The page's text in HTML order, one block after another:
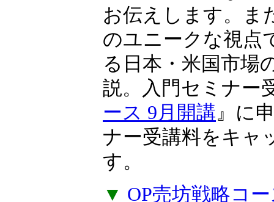
心構え、最適な権
お伝えします。ま
のユニークな視点
る日本・米国市場
説。入門セミナー
ース 9月開講』に
ナー受講料をキャ
す。